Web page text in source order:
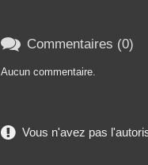
 Commentaires (0)
Aucun commentaire.
Vous n'avez pas